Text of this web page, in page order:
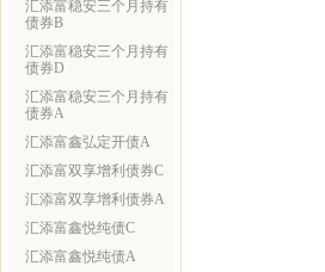
汇添富稳安三个月持有
债券B
汇添富稳安三个月持有
债券D
汇添富稳安三个月持有
债券A
汇添富鑫弘定开债A
汇添富双享增利债券C
汇添富双享增利债券A
汇添富鑫悦纯债C
汇添富鑫悦纯债A